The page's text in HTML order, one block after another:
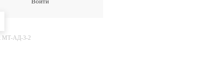
МТ-АД-3-2